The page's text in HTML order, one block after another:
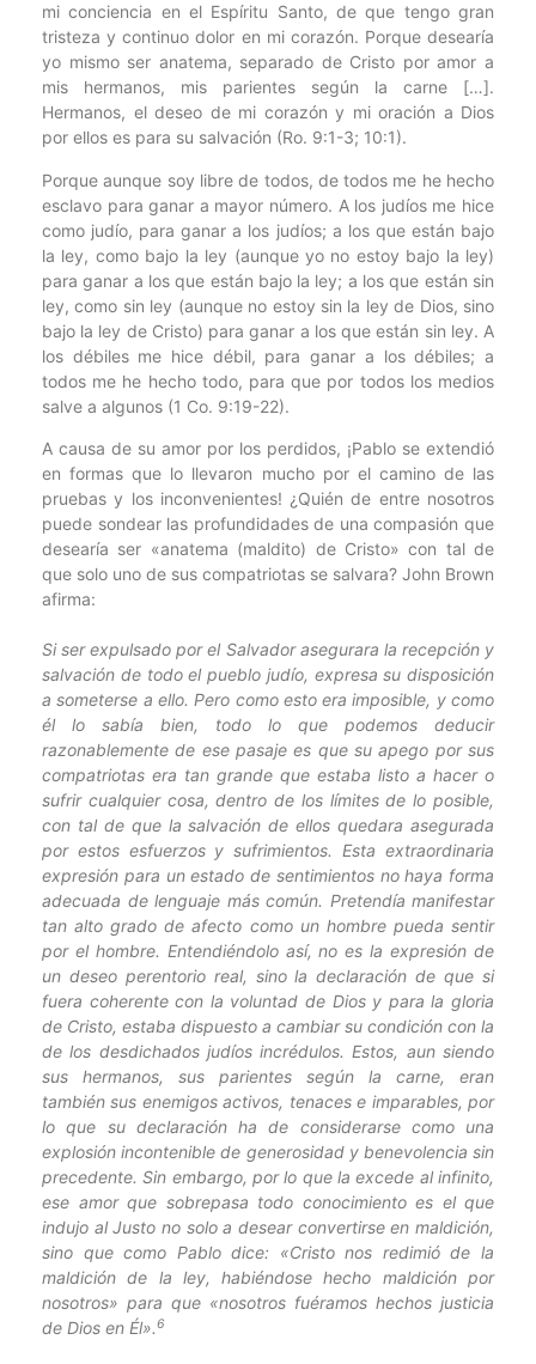
mi conciencia en el Espíritu Santo, de que tengo gran
tristeza y continuo dolor en mi corazón. Porque desearía
yo mismo ser anatema, separado de Cristo por amor a
mis hermanos, mis parientes según la carne […].
Hermanos, el deseo de mi corazón y mi oración a Dios
por ellos es para su salvación (Ro. 9:1-3; 10:1).
Porque aunque soy libre de todos, de todos me he hecho
esclavo para ganar a mayor número. A los judíos me hice
como judío, para ganar a los judíos; a los que están bajo
la ley, como bajo la ley (aunque yo no estoy bajo la ley)
para ganar a los que están bajo la ley; a los que están sin
ley, como sin ley (aunque no estoy sin la ley de Dios, sino
bajo la ley de Cristo) para ganar a los que están sin ley. A
los débiles me hice débil, para ganar a los débiles; a
todos me he hecho todo, para que por todos los medios
salve a algunos (1 Co. 9:19-22).
A causa de su amor por los perdidos, ¡Pablo se extendió
en formas que lo llevaron mucho por el camino de las
pruebas y los inconvenientes! ¿Quién de entre nosotros
puede sondear las profundidades de una compasión que
desearía ser «anatema (maldito) de Cristo» con tal de
que solo uno de sus compatriotas se salvara? John Brown
afirma:
Si ser expulsado por el Salvador asegurara la recepción y
salvación de todo el pueblo judío, expresa su disposición
a someterse a ello. Pero como esto era imposible, y como
él lo sabía bien, todo lo que podemos deducir
razonablemente de ese pasaje es que su apego por sus
compatriotas era tan grande que estaba listo a hacer o
sufrir cualquier cosa, dentro de los límites de lo posible,
con tal de que la salvación de ellos quedara asegurada
por estos esfuerzos y sufrimientos. Esta extraordinaria
expresión para un estado de sentimientos no haya forma
adecuada de lenguaje más común. Pretendía manifestar
tan alto grado de afecto como un hombre pueda sentir
por el hombre. Entendiéndolo así, no es la expresión de
un deseo perentorio real, sino la declaración de que si
fuera coherente con la voluntad de Dios y para la gloria
de Cristo, estaba dispuesto a cambiar su condición con la
de los desdichados judíos incrédulos. Estos, aun siendo
sus hermanos, sus parientes según la carne, eran
también sus enemigos activos, tenaces e imparables, por
lo que su declaración ha de considerarse como una
explosión incontenible de generosidad y benevolencia sin
precedente. Sin embargo, por lo que la excede al infinito,
ese amor que sobrepasa todo conocimiento es el que
indujo al Justo no solo a desear convertirse en maldición,
sino que como Pablo dice: «Cristo nos redimió de la
maldición de la ley, habiéndose hecho maldición por
nosotros» para que «nosotros fuéramos hechos justicia
de Dios en Él».6